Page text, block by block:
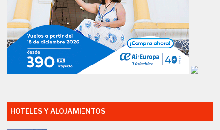
HOTELES Y ALOJAMIENTOS